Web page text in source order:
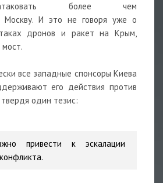
более чем
Москву. И это не говоря уже о
дронов и ракет на Крым,
все западные спонсоры Киева
его действия против
один тезис:
привести к эскалации